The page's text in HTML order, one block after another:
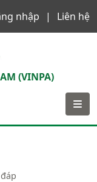
nhập
Liên hệ
(VINPA)